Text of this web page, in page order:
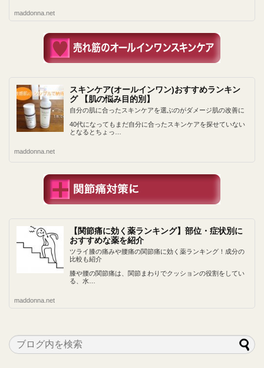
maddonna.net
スキンケア(オールインワン)おすすめランキン
グ 【肌の悩み目的別】
自分の肌に合ったスキンケアを選ぶのがダメージ肌の改善に
40代になってもまだ自分に合ったスキンケアを探せていない
となるとちょっ…
maddonna.net
【関節痛に効く薬ランキング】部位・症状別に
おすすめな薬を紹介
ツライ膝の痛みや腰痛の関節痛に効く薬ランキング！成分の
比較も紹介
膝や腰の関節痛は、関節まわりでクッションの役割をしてい
る、水…
maddonna.net